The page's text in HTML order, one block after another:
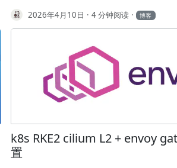
2026年4月10日 4 分钟阅读 博客
k8s RKE2 cilium L2 + envoy
置